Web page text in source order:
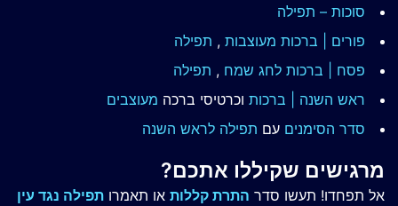
סוכות – תפילה
פורים | ברכות מעוצבות , תפילה
פסח | ברכות לחג שמח , תפילה
ראש השנה | ברכות וכרטיסי ברכה מעוצבים
סדר הסימנים עם תפילה לראש השנה
מרגישים שקיללו אתכם?
אל תפחדו! תעשו סדר התרת קללות או תאמרו תפילה נגד עין